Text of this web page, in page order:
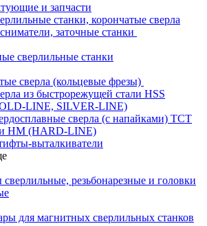
и запчасти
станки, корончатые сверла
заточные станки
сверлильные станки
сверла (кольцевые фрезы)
из быстрорежущей стали HSS
LINE, SILVER-LINE)
сверла (с напайками) ТСТ
HM (HARD-LINE)
выталкиватели
резьбонарезные и головки
для магнитных сверлильных станков